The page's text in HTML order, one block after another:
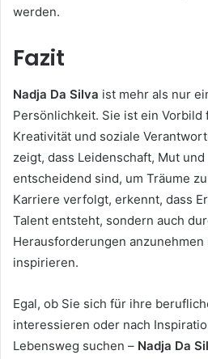
werden.
Fazit
Nadja Da Silva ist mehr als nur
Persönlichkeit. Sie ist ein Vorbild
Kreativität und soziale
zeigt, dass Leidenschaft, Mut
entscheidend sind, um Träume
Karriere verfolgt, erkennt, dass
Talent entsteht, sondern auch
Herausforderungen anzunehmen
inspirieren.
Egal, ob Sie sich für ihre
interessieren oder nach
Lebensweg suchen – Nadja Da